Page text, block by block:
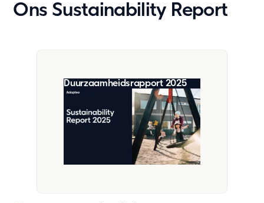
Ons Sustainability Report
Duurzaamheidsrapport 2025